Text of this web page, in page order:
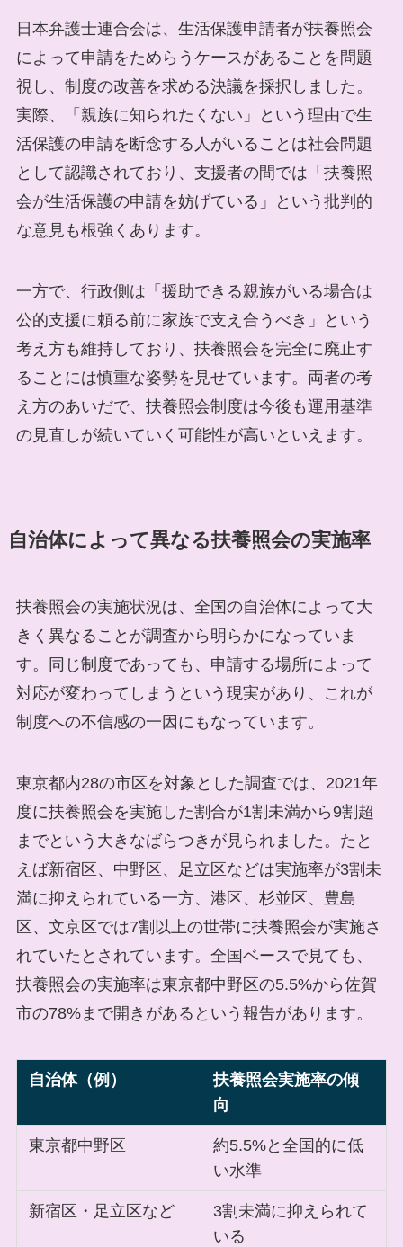
日本弁護士連合会は、生活保護申請者が扶養照会
によって申請をためらうケースがあることを問題
視し、制度の改善を求める決議を採択しました。
実際、「親族に知られたくない」という理由で生
活保護の申請を断念する人がいることは社会問題
として認識されており、支援者の間では「扶養照
会が生活保護の申請を妨げている」という批判的
な意見も根強くあります。
一方で、行政側は「援助できる親族がいる場合は
公的支援に頼る前に家族で支え合うべき」という
考え方も維持しており、扶養照会を完全に廃止す
ることには慎重な姿勢を見せています。両者の考
え方のあいだで、扶養照会制度は今後も運用基準
の見直しが続いていく可能性が高いといえます。
自治体によって異なる扶養照会の実施率
扶養照会の実施状況は、全国の自治体によって大
きく異なることが調査から明らかになっていま
す。同じ制度であっても、申請する場所によって
対応が変わってしまうという現実があり、これが
制度への不信感の一因にもなっています。
東京都内28の市区を対象とした調査では、2021年
度に扶養照会を実施した割合が1割未満から9割超
までという大きなばらつきが見られました。たと
えば新宿区、中野区、足立区などは実施率が3割未
満に抑えられている一方、港区、杉並区、豊島
区、文京区では7割以上の世帯に扶養照会が実施さ
れていたとされています。全国ベースで見ても、
扶養照会の実施率は東京都中野区の5.5%から佐賀
市の78%まで開きがあるという報告があります。
自治体（例）
扶養照会実施率の傾
向
東京都中野区
約5.5%と全国的に低
い水準
新宿区・足立区など
3割未満に抑えられて
いる